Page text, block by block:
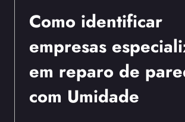
Como identificar
empresas
em reparo de
com Umidade